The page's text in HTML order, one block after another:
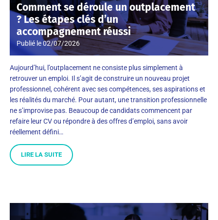
Comment se déroule un outplacement
? Les étapes clés d’un
accompagnement réussi
Publié le02/07/2026
Aujourd’hui, l’outplacement ne consiste plus simplement à
retrouver un emploi. Il s’agit de construire un nouveau projet
professionnel, cohérent avec ses compétences, ses aspirations et
les réalités du marché. Pour autant, une transition professionnelle
ne s’improvise pas. Beaucoup de candidats commencent par
refaire leur CV ou répondre à des offres d’emploi, sans avoir
réellement défini…
LIRE LA SUITE